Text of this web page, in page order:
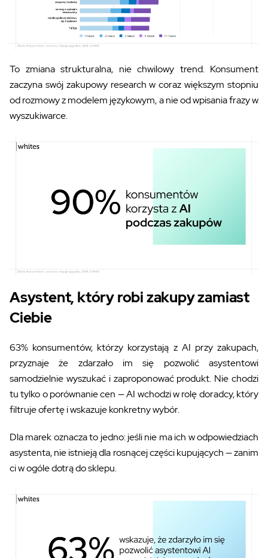
To zmiana strukturalna, nie chwilowy trend. Konsument
zaczyna swój zakupowy research w coraz większym stopniu
od rozmowy z modelem językowym, a nie od wpisania frazy w
wyszukiwarce.
Asystent, który robi zakupy zamiast
Ciebie
63% konsumentów, którzy korzystają z AI przy zakupach,
przyznaje że zdarzało im się pozwolić asystentowi
samodzielnie wyszukać i zaproponować produkt. Nie chodzi
tu tylko o porównanie cen — AI wchodzi w rolę doradcy, który
filtruje ofertę i wskazuje konkretny wybór.
Dla marek oznacza to jedno: jeśli nie ma ich w odpowiedziach
asystenta, nie istnieją dla rosnącej części kupujących — zanim
ci w ogóle dotrą do sklepu.